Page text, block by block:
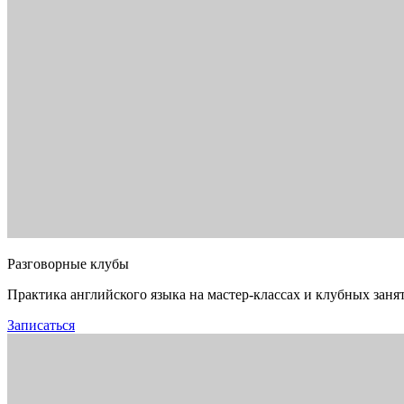
Разговорные клубы
Практика английского языка на мастер-классах и клубных
Записаться